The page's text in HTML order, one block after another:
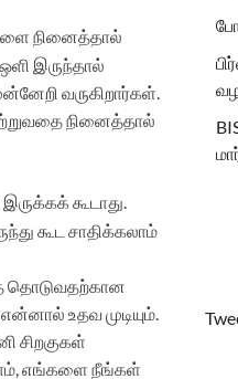
நினைத்தால்
இருந்தால்
வருகிறார்கள்.
நினைத்தால்
கூடாது.
கூட சாதிக்கலாம்
தொடுவதற்கான
உதவ முடியும்.
சிறகுகள்
எங்களை நீங்கள்